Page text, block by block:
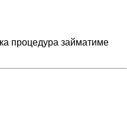
процедура займатиме